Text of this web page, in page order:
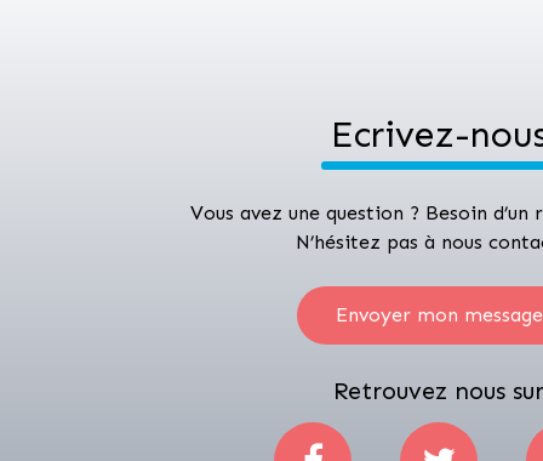
Ecrivez-
Vous avez une question ? Besoin d’un
N’hésitez pas à nous
Envoyer mon message
Retrouvez nous sur